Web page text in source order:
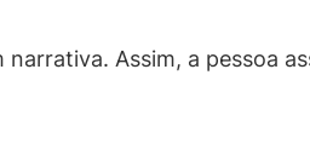
Assim, a pessoa